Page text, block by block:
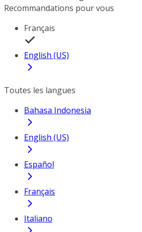
Recommandations pour vous
Français
English (US)
Toutes les langues
Bahasa Indonesia
English (US)
Español
Français
Italiano